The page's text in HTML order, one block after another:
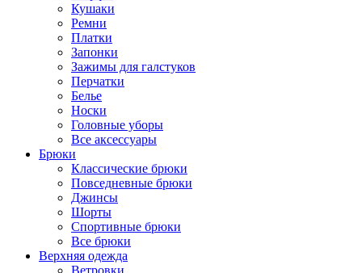
Кушаки
Ремни
Платки
Запонки
Зажимы для галстуков
Перчатки
Белье
Носки
Головные уборы
Все аксессуары
Брюки
Классические брюки
Повседневные брюки
Джинсы
Шорты
Спортивные брюки
Все брюки
Верхняя одежда
Ветровки